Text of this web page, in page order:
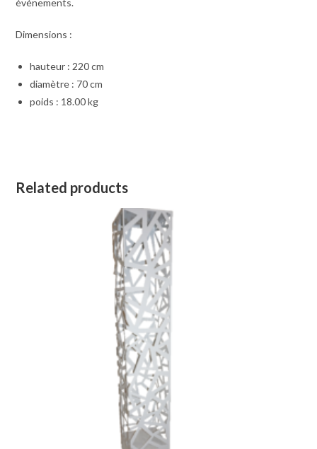
Dimensions :
hauteur : 220 cm
diamètre : 70 cm
poids : 18.00 kg
Related products